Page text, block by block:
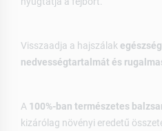
Visszaadja a hajszálak
nedvességtartalmát és
A 100%-ban természetes
kizárólag növényi eredetű